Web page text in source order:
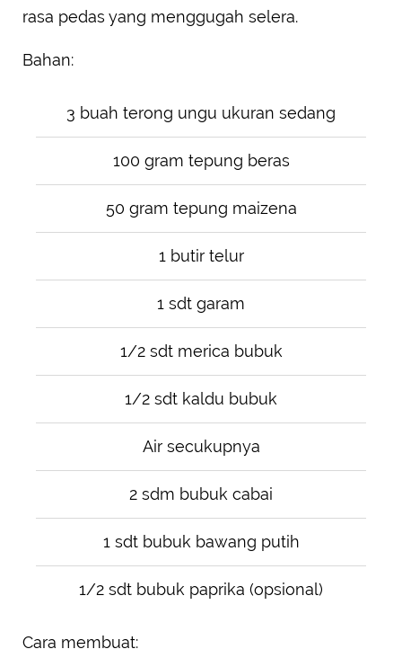
rasa pedas yang menggugah selera.
Bahan:
3 buah terong ungu ukuran sedang
100 gram tepung beras
50 gram tepung maizena
1 butir telur
1 sdt garam
1/2 sdt merica bubuk
1/2 sdt kaldu bubuk
Air secukupnya
2 sdm bubuk cabai
1 sdt bubuk bawang putih
1/2 sdt bubuk paprika (opsional)
Cara membuat: